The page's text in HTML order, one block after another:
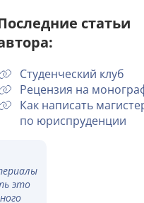
статьи
Студенческий клуб
Рецензия на
Как написать
по юриспруденции
это